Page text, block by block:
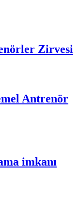
Zirvesi
Antrenör
imkanı